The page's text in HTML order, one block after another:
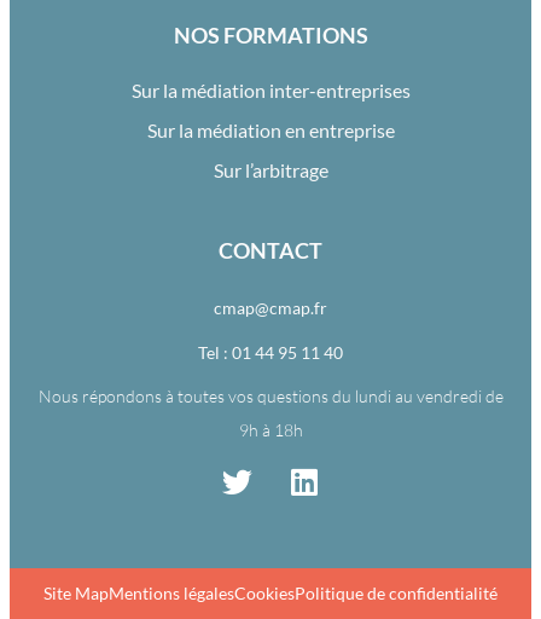
NOS FORMATIONS
Sur la médiation inter-entreprises
Sur la médiation en entreprise
Sur l’arbitrage
CONTACT
cmap@cmap.fr
Tel : 01 44 95 11 40
Nous répondons à toutes vos questions du lundi au vendredi de
9h à 18h
Site MapMentions légalesCookiesPolitique de confidentialité